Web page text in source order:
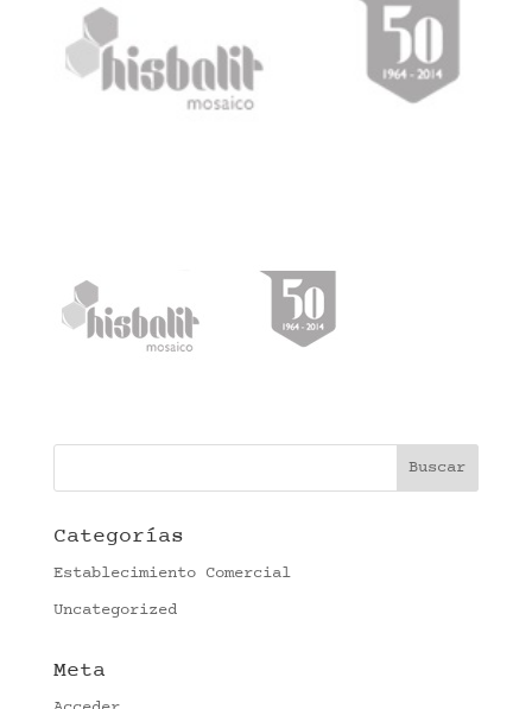
Categorías
Establecimiento Comercial
Uncategorized
Meta